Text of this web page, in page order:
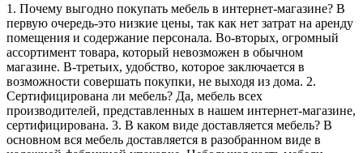
1. Почему выгодно покупать мебель в интернет-магазине? В
первую очередь-это низкие цены, так как нет затрат на аренду
помещения и содержание персонала. Во-вторых, огромный
ассортимент товара, который невозможен в обычном
магазине. В-третьих, удобство, которое заключается в
возможности совершать покупки, не выходя из дома. 2.
Сертифицирована ли мебель? Да, мебель всех
производителей, представленных в нашем интернет-магазине,
сертифицирована. 3. В каком виде доставляется мебель? В
основном вся мебель доставляется в разобранном виде в